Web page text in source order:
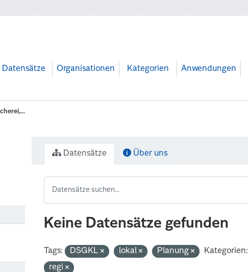
Datensätze Organisationen Kategorien Anwendungen
Datensätze Über uns
Keine Datensätze gefunden
Tags: DSGKL lokal Planung Kategorien:
regi